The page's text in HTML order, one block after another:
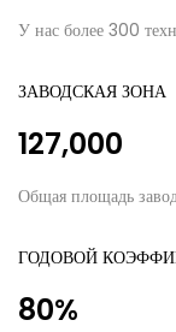
У нас более 300
ЗАВОДСКАЯ ЗОНА
127,000
Общая площадь
ГОДОВОЙ
80%